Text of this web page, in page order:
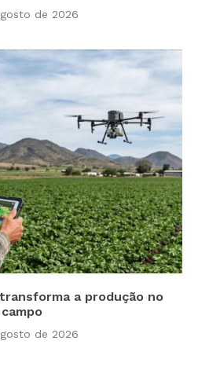
de 2026
a produção no
campo
de 2026